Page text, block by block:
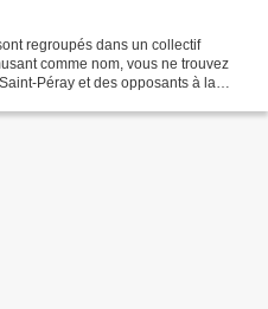
regroupés dans un collectif
comme nom, vous ne trouvez
Péray et des opposants à la